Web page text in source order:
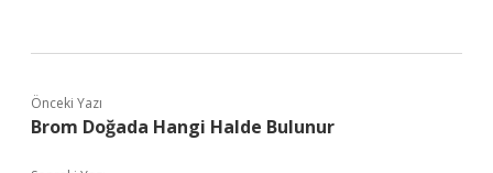
Önceki Yazı
Brom Doğada Hangi Halde Bulunur